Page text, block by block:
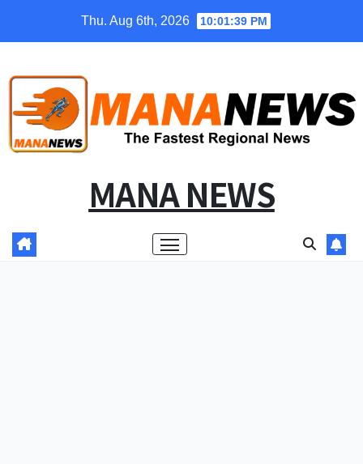
Thu. Aug 6th, 2026 10:01:40 PM
MANA NEWS